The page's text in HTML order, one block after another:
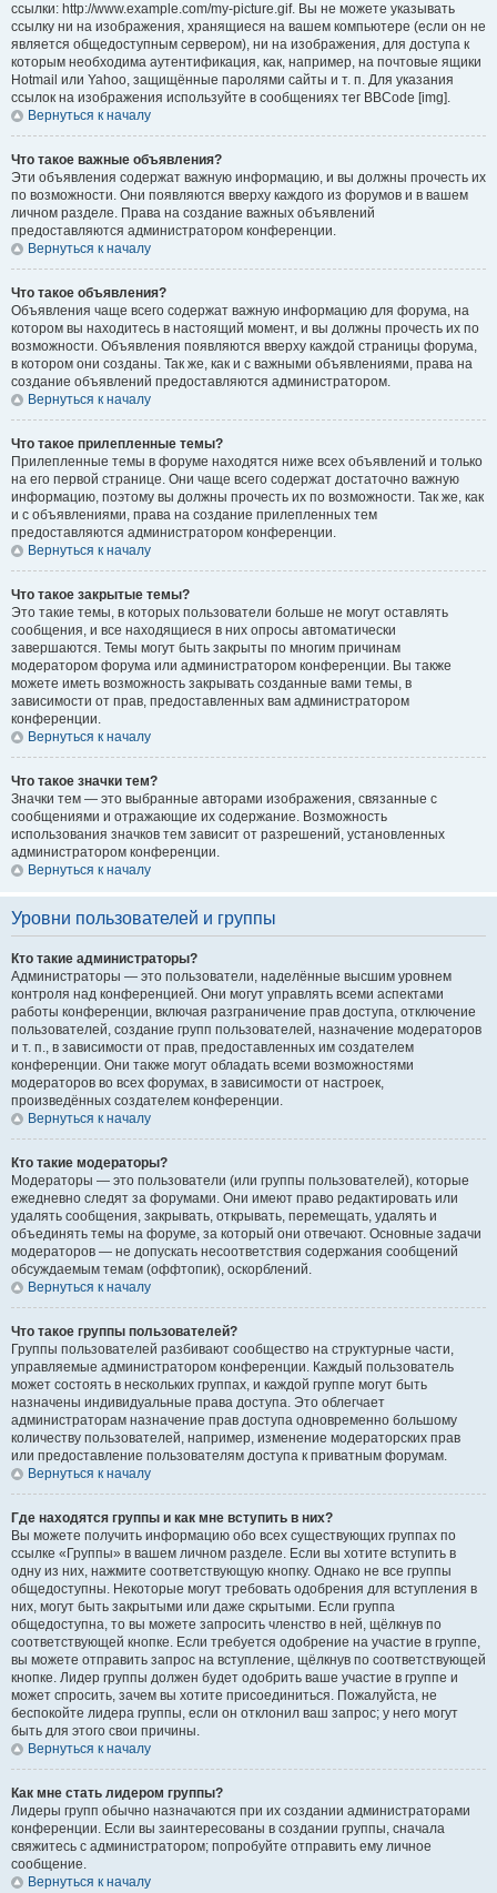
ссылки: http://www.example.com/my-picture.gif. Вы не можете указывать
ссылку ни на изображения, хранящиеся на вашем компьютере (если он не
является общедоступным сервером), ни на изображения, для доступа к
которым необходима аутентификация, как, например, на почтовые ящики
Hotmail или Yahoo, защищённые паролями сайты и т. п. Для указания
ссылок на изображения используйте в сообщениях тег BBCode [img].
Вернуться к началу
Что такое важные объявления?
Эти объявления содержат важную информацию, и вы должны прочесть их
по возможности. Они появляются вверху каждого из форумов и в вашем
личном разделе. Права на создание важных объявлений
предоставляются администратором конференции.
Вернуться к началу
Что такое объявления?
Объявления чаще всего содержат важную информацию для форума, на
котором вы находитесь в настоящий момент, и вы должны прочесть их по
возможности. Объявления появляются вверху каждой страницы форума,
в котором они созданы. Так же, как и с важными объявлениями, права на
создание объявлений предоставляются администратором.
Вернуться к началу
Что такое прилепленные темы?
Прилепленные темы в форуме находятся ниже всех объявлений и только
на его первой странице. Они чаще всего содержат достаточно важную
информацию, поэтому вы должны прочесть их по возможности. Так же, как
и с объявлениями, права на создание прилепленных тем
предоставляются администратором конференции.
Вернуться к началу
Что такое закрытые темы?
Это такие темы, в которых пользователи больше не могут оставлять
сообщения, и все находящиеся в них опросы автоматически
завершаются. Темы могут быть закрыты по многим причинам
модератором форума или администратором конференции. Вы также
можете иметь возможность закрывать созданные вами темы, в
зависимости от прав, предоставленных вам администратором
конференции.
Вернуться к началу
Что такое значки тем?
Значки тем — это выбранные авторами изображения, связанные с
сообщениями и отражающие их содержание. Возможность
использования значков тем зависит от разрешений, установленных
администратором конференции.
Вернуться к началу
Уровни пользователей и группы
Кто такие администраторы?
Администраторы — это пользователи, наделённые высшим уровнем
контроля над конференцией. Они могут управлять всеми аспектами
работы конференции, включая разграничение прав доступа, отключение
пользователей, создание групп пользователей, назначение модераторов
и т. п., в зависимости от прав, предоставленных им создателем
конференции. Они также могут обладать всеми возможностями
модераторов во всех форумах, в зависимости от настроек,
произведённых создателем конференции.
Вернуться к началу
Кто такие модераторы?
Модераторы — это пользователи (или группы пользователей), которые
ежедневно следят за форумами. Они имеют право редактировать или
удалять сообщения, закрывать, открывать, перемещать, удалять и
объединять темы на форуме, за который они отвечают. Основные задачи
модераторов — не допускать несоответствия содержания сообщений
обсуждаемым темам (оффтопик), оскорблений.
Вернуться к началу
Что такое группы пользователей?
Группы пользователей разбивают сообщество на структурные части,
управляемые администратором конференции. Каждый пользователь
может состоять в нескольких группах, и каждой группе могут быть
назначены индивидуальные права доступа. Это облегчает
администраторам назначение прав доступа одновременно большому
количеству пользователей, например, изменение модераторских прав
или предоставление пользователям доступа к приватным форумам.
Вернуться к началу
Где находятся группы и как мне вступить в них?
Вы можете получить информацию обо всех существующих группах по
ссылке «Группы» в вашем личном разделе. Если вы хотите вступить в
одну из них, нажмите соответствующую кнопку. Однако не все группы
общедоступны. Некоторые могут требовать одобрения для вступления в
них, могут быть закрытыми или даже скрытыми. Если группа
общедоступна, то вы можете запросить членство в ней, щёлкнув по
соответствующей кнопке. Если требуется одобрение на участие в группе,
вы можете отправить запрос на вступление, щёлкнув по соответствующей
кнопке. Лидер группы должен будет одобрить ваше участие в группе и
может спросить, зачем вы хотите присоединиться. Пожалуйста, не
беспокойте лидера группы, если он отклонил ваш запрос; у него могут
быть для этого свои причины.
Вернуться к началу
Как мне стать лидером группы?
Лидеры групп обычно назначаются при их создании администраторами
конференции. Если вы заинтересованы в создании группы, сначала
свяжитесь с администратором; попробуйте отправить ему личное
сообщение.
Вернуться к началу